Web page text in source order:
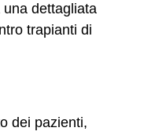
dettagliata
trapianti di
dei pazienti,